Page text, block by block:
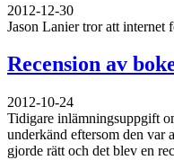
2012-12-30
Jason Lanier tror att internet
Recension av
2012-10-24
Tidigare inlämningsuppgift
underkänd eftersom den var
gjorde rätt och det blev en